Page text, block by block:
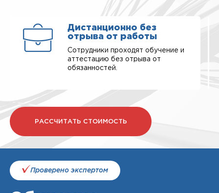
Дистанционно без
отрыва от работы
Сотрудники проходят обучение и
аттестацию без отрыва от
обязанностей.
РАССЧИТАТЬ СТОИМОСТЬ
Проверено экспертом